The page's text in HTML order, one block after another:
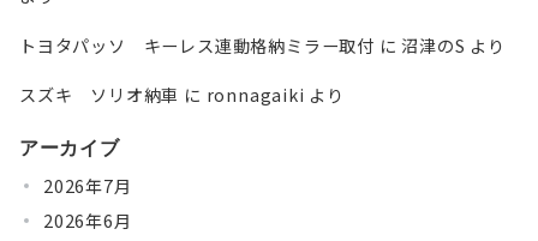
トヨタパッソ キーレス連動格納ミラー取付 に沼津のS より
スズキ ソリオ納車 に ronnagaiki より
アーカイブ
2026年7月
2026年6月